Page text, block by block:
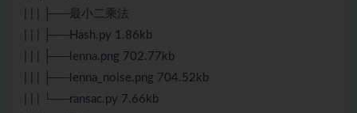
| | | ├──最小二乘法
| | | ├──Hash.py 1.86kb
| | | ├──lenna.png 702.77kb
| | | ├──lenna_noise.png 704.52kb
| | | └──ransac.py 7.66kb